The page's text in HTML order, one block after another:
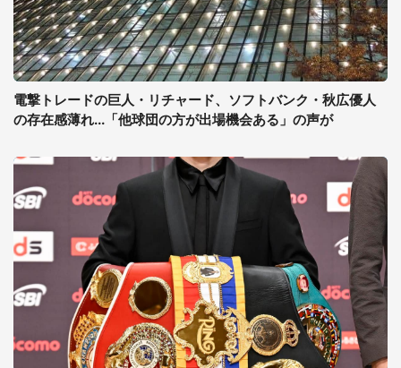
電撃トレードの巨人・リチャード、ソフトバンク・秋広優人
の存在感薄れ...「他球団の方が出場機会ある」の声が